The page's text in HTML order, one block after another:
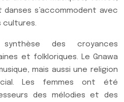
s’accommodent avec
cultures.
des croyances
et folkloriques. Le Gnawa
mais aussi une religion
Les femmes ont été
des mélodies et des